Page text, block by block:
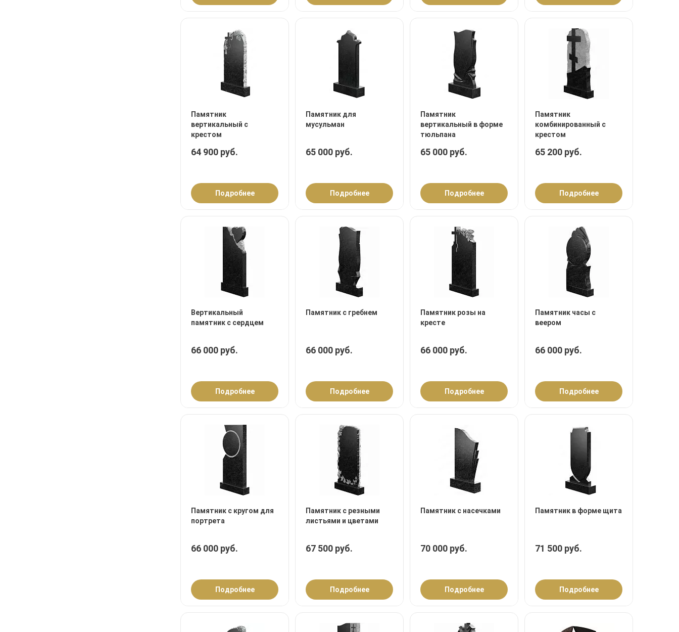
Памятник
вертикальный с
крестом
64 900 руб.
Подробнее
Памятник для
мусульман
65 000 руб.
Подробнее
Памятник
вертикальный в форме
тюльпана
65 000 руб.
Подробнее
Памятник
комбинированный с
крестом
65 200 руб.
Подробнее
Вертикальный
памятник с сердцем
66 000 руб.
Подробнее
Памятник с гребнем
66 000 руб.
Подробнее
Памятник розы на
кресте
66 000 руб.
Подробнее
Памятник часы с
веером
66 000 руб.
Подробнее
Памятник с кругом для
портрета
66 000 руб.
Подробнее
Памятник с резными
листьями и цветами
67 500 руб.
Подробнее
Памятник с насечками
70 000 руб.
Подробнее
Памятник в форме щита
71 500 руб.
Подробнее